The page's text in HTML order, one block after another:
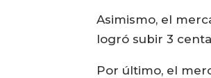
Asimismo, el
logró subir 3
Por último, el